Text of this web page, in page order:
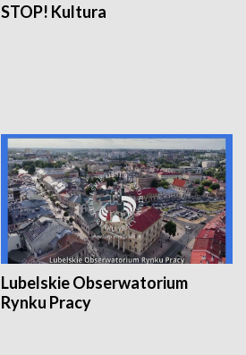
STOP! Kultura
Lubelskie Obserwatorium
Rynku Pracy